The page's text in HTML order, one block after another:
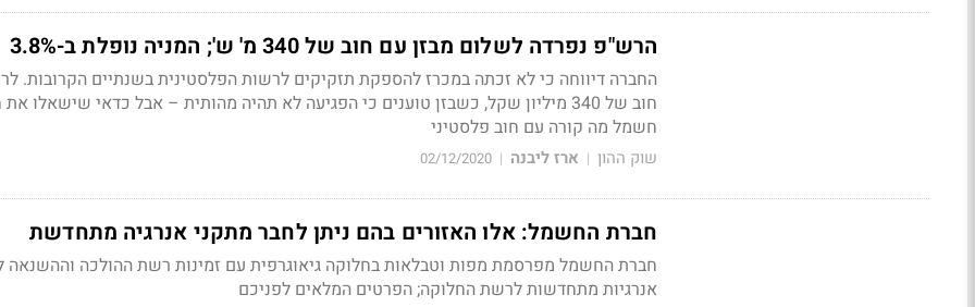
הרש"פ נפרדה לשלום מבזן עם חוב של 340 מ' ש'; המניה נופלת ב-3.8%
החברה דיווחה כי לא זכתה במכרז להספקת תזקיקים לרשות הפלסטינית בשנתיים הקרובות.
חוב של 340 מיליון שקל, כשבזן טוענים כי הפגיעה לא תהיה מהותית – אבל כדאי שישאלו
חשמל מה קורה עם חוב פלסטיני
שוק ההון | ארז ליבנה |
02/12/2020
חברת החשמל: אלו האזורים בהם ניתן לחבר מתקני אנרגיה מתחדשת
חברת החשמל מפרסמת מפות וטבלאות בחלוקה גיאוגרפית עם זמינות רשת ההולכה וההשנאה
אנרגיות מתחדשות לרשת החלוקה; הפרטים המלאים לפניכם